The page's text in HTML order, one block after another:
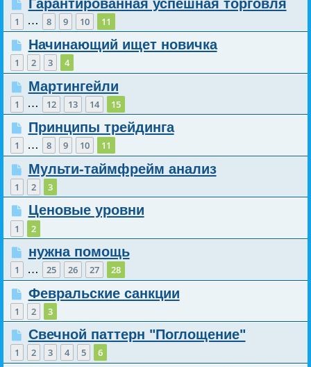
Гарантированная успешная торговля
1 … 8 9 10 11
Начинающий ищет новичка
1 2 3 4
Мартингейли
1 … 12 13 14 15
Принципы трейдинга
1 … 8 9 10 11
Мульти-таймфрейм анализ
1 2 3
Ценовые уровни
1 2
нужна помощь
1 … 25 26 27 28
Февральские санкции
1 2 3
Свечной паттерн "Поглощение"
1 2 3 4 5 6